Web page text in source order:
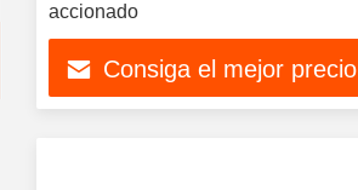
accionado
Consiga el mejor precio